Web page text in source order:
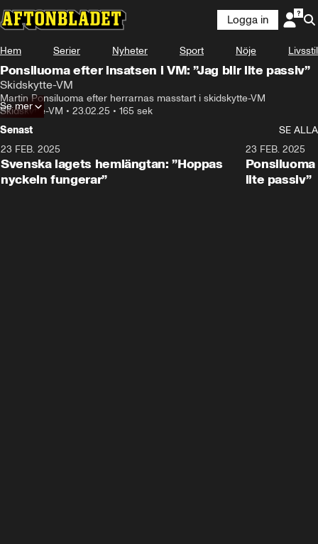
Logga in
Hem Serier Nyheter Sport Nöje Livsstil
Ponsiluoma efter insatsen i VM: ”Jag blir lite passiv”
Skidskytte-VM
Martin Ponsiluoma efter herrarnas masstart i skidskytte-VM
Skidskytte-VM • 23.02.25 • 165 sek
Se mer
Senast
SE ALLA
23 FEB. 2025
Svenska lagets hemlängtan: ”Hoppas
nyckeln fungerar”
23 FEB. 2025
lite passiv”